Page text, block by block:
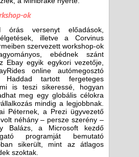
ok
versenyt előadások,
illetve a Corvinus
szervezett workshop-ok
ebédnek szánt
Ebay egyik egykori vezetője,
online autómegosztó
Haddad tartott fergeteges
is teszi sikeressé, hogyan
meg egy globális célokra
mindig a legjobbnak.
Péternek, a Prezi ügyvezető
néhány – persze szerény –
Balázs, a Microsoft kezdő
programját bemutató
sikerült, mint az átlagos
szoktak.